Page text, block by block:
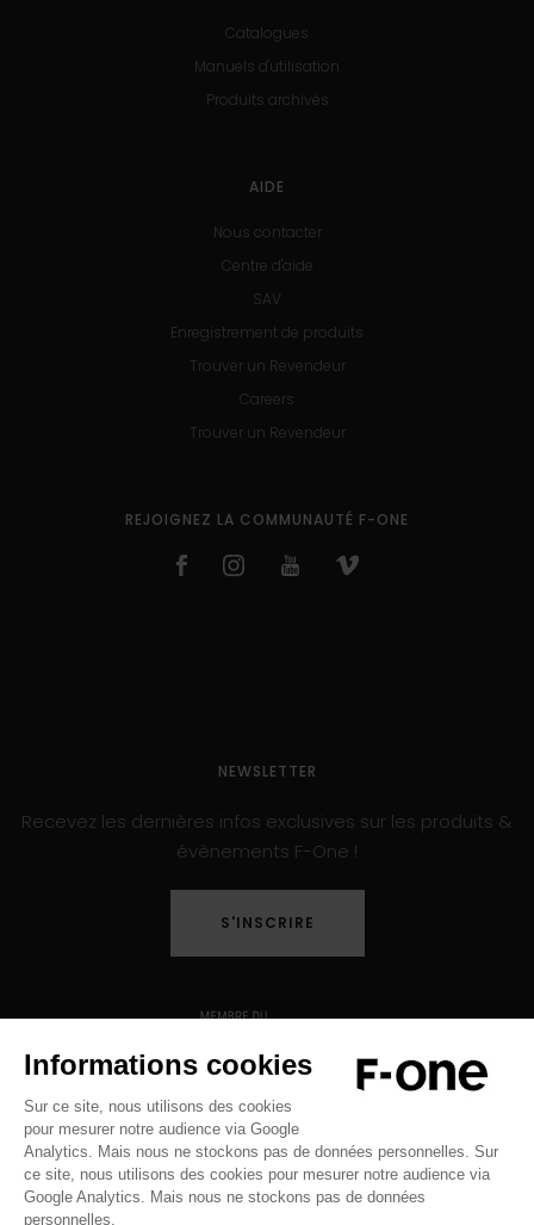
Catalogues
Manuels d'utilisation
Produits archivés
AIDE
Nous contacter
Centre d'aide
SAV
Enregistrement de produits
Trouver un Revendeur
Careers
Trouver un Revendeur
REJOIGNEZ LA COMMUNAUTÉ F-ONE
NEWSLETTER
Recevez les dernières infos exclusives sur les produits &
évènements F-One !
S'INSCRIRE